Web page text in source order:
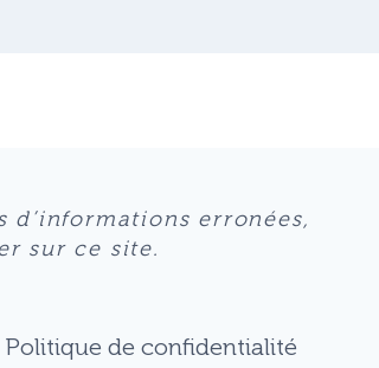
erronées,
sur ce site.
Politique de confidentialité